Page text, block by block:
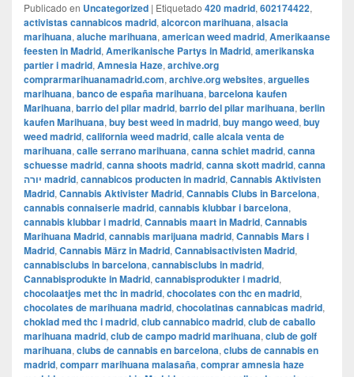
Publicado en Uncategorized | Etiquetado 420 madrid, 602174422,
activistas cannabicos madrid, alcorcon marihuana, alsacia
marihuana, aluche marihuana, american weed madrid, Amerikaanse
feesten in Madrid, Amerikanische Partys in Madrid, amerikanska
partier i madrid, Amnesia Haze, archive.org
comprarmarihuanamadrid.com, archive.org websites, arguelles
marihuana, banco de españa marihuana, barcelona kaufen
Marihuana, barrio del pilar madrid, barrio del pilar marihuana, berlin
kaufen Marihuana, buy best weed in madrid, buy mango weed, buy
weed madrid, california weed madrid, calle alcala venta de
marihuana, calle serrano marihuana, canna schiet madrid, canna
schuesse madrid, canna shoots madrid, canna skott madrid, canna
יורה madrid, cannabicos producten in madrid, Cannabis Aktivisten
Madrid, Cannabis Aktivister Madrid, Cannabis Clubs in Barcelona,
cannabis connaiserie madrid, cannabis klubbar i barcelona,
cannabis klubbar i madrid, Cannabis maart in Madrid, Cannabis
Marihuana Madrid, cannabis marijuana madrid, Cannabis Mars i
Madrid, Cannabis März in Madrid, Cannabisactivisten Madrid,
cannabisclubs in barcelona, cannabisclubs in madrid,
Cannabisprodukte in Madrid, cannabisprodukter i madrid,
chocolaatjes met thc in madrid, chocolates con thc en madrid,
chocolates de marihuana madrid, chocolatinas cannabicas madrid,
choklad med thc i madrid, club cannabico madrid, club de caballo
marihuana madrid, club de campo madrid marihuana, club de golf
marihuana, clubs de cannabis en barcelona, clubs de cannabis en
madrid, comparr marihuana malasaña, comprar amnesia haze